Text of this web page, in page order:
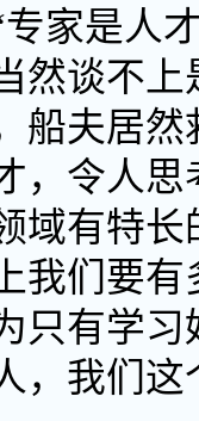
家是人
然谈不上
船夫居
，令人
域有特
我们要
只有学
，我们